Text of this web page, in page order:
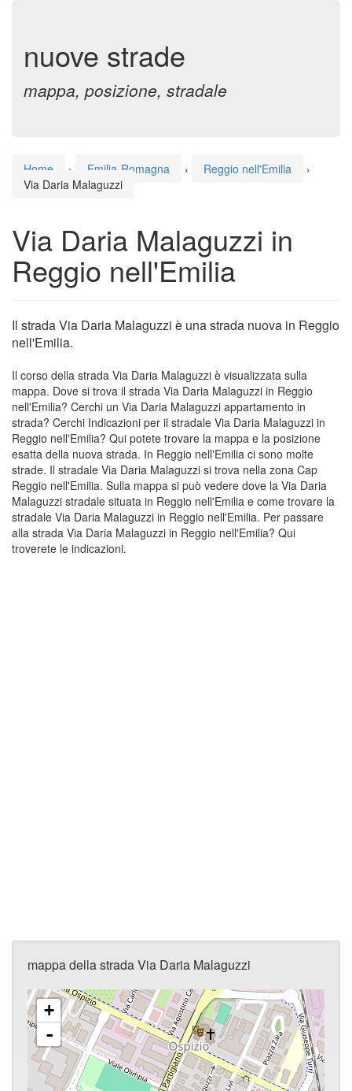
nuove strade
mappa, posizione, stradale
Home › Emilia-Romagna › Reggio nell'Emilia
›
Via Daria Malaguzzi
Via Daria Malaguzzi in
Reggio nell'Emilia
Il strada Via Daria Malaguzzi è una strada nuova in Reggio
nell'Emilia.
Il corso della strada Via Daria Malaguzzi è visualizzata sulla
mappa. Dove si trova il strada Via Daria Malaguzzi in Reggio
nell'Emilia? Cerchi un Via Daria Malaguzzi appartamento in
strada? Cerchi Indicazioni per il stradale Via Daria Malaguzzi in
Reggio nell'Emilia? Qui potete trovare la mappa e la posizione
esatta della nuova strada. In Reggio nell'Emilia ci sono molte
strade. Il stradale Via Daria Malaguzzi si trova nella zona Cap
Reggio nell'Emilia. Sulla mappa si può vedere dove la Via Daria
Malaguzzi stradale situata in Reggio nell'Emilia e come trovare la
stradale Via Daria Malaguzzi in Reggio nell'Emilia. Per passare
alla strada Via Daria Malaguzzi in Reggio nell'Emilia? Qui
troverete le indicazioni.
mappa della strada Via Daria Malaguzzi
+
-